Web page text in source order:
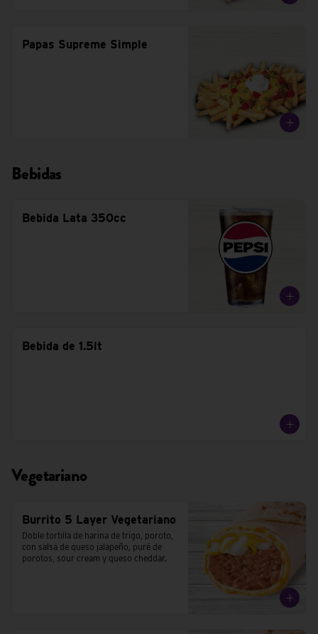
Papas Supreme Simple
Bebidas
Bebida Lata 350cc
Bebida de 1.5lt
Vegetariano
Burrito 5 Layer Vegetariano
Doble tortilla de harina de trigo, poroto,
con salsa de queso jalapeño, puré de
porotos, sour cream y queso cheddar.